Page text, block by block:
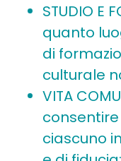
STUDIO E
quanto
di
culturale
VITA
consentire
ciascuno